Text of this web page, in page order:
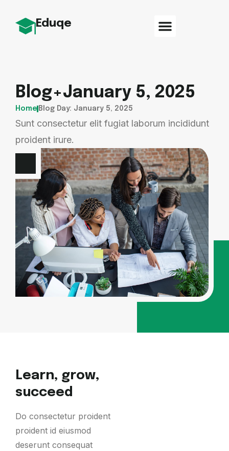
Eduqe
Blog+January 5, 2025
Home Blog Day: January 5, 2025
Sunt consectetur elit fugiat laborum incididunt
proident irure.
Learn, grow,
succeed
Do consectetur proident
proident id eiusmod
deserunt consequat